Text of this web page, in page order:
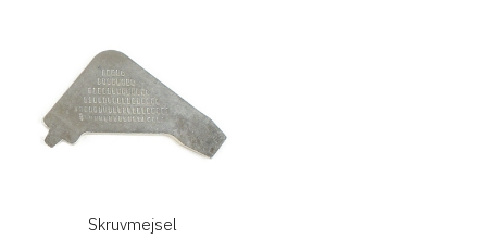
Skruvmejsel